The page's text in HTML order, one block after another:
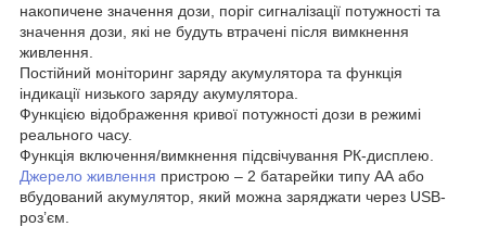
накопичене значення дози, поріг сигналізації потужності та
значення дози, які не будуть втрачені після вимкнення
живлення.
Постійний моніторинг заряду акумулятора та функція
індикації низького заряду акумулятора.
Функцією відображення кривої потужності дози в режимі
реального часу.
Функція включення/вимкнення підсвічування РК-дисплею.
Джерело живлення пристрою – 2 батарейки типу АА або
вбудований акумулятор, який можна заряджати через USB-
роз’єм.